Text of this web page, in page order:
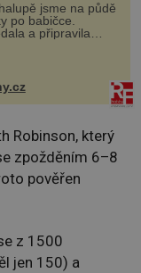
jsme na půdě
po babičce.
a připravila
Zimní pobyt
mě vlastní vinou
na kt...
Robinson, který
zpožděním 6–8
pověřen
z 1500
jen 150) a